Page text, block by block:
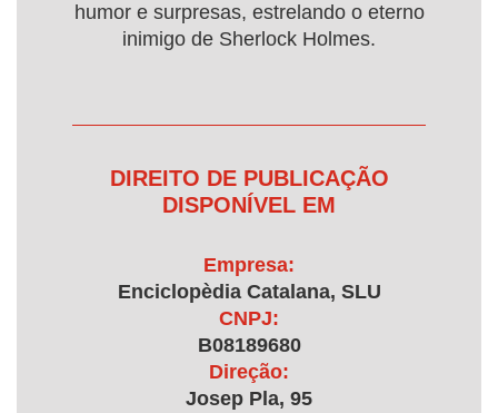
humor e surpresas, estrelando o eterno
inimigo de Sherlock Holmes.
DIREITO DE PUBLICAÇÃO
DISPONÍVEL EM
Empresa:
Enciclopèdia Catalana, SLU
CNPJ:
B08189680
Direção:
Josep Pla, 95